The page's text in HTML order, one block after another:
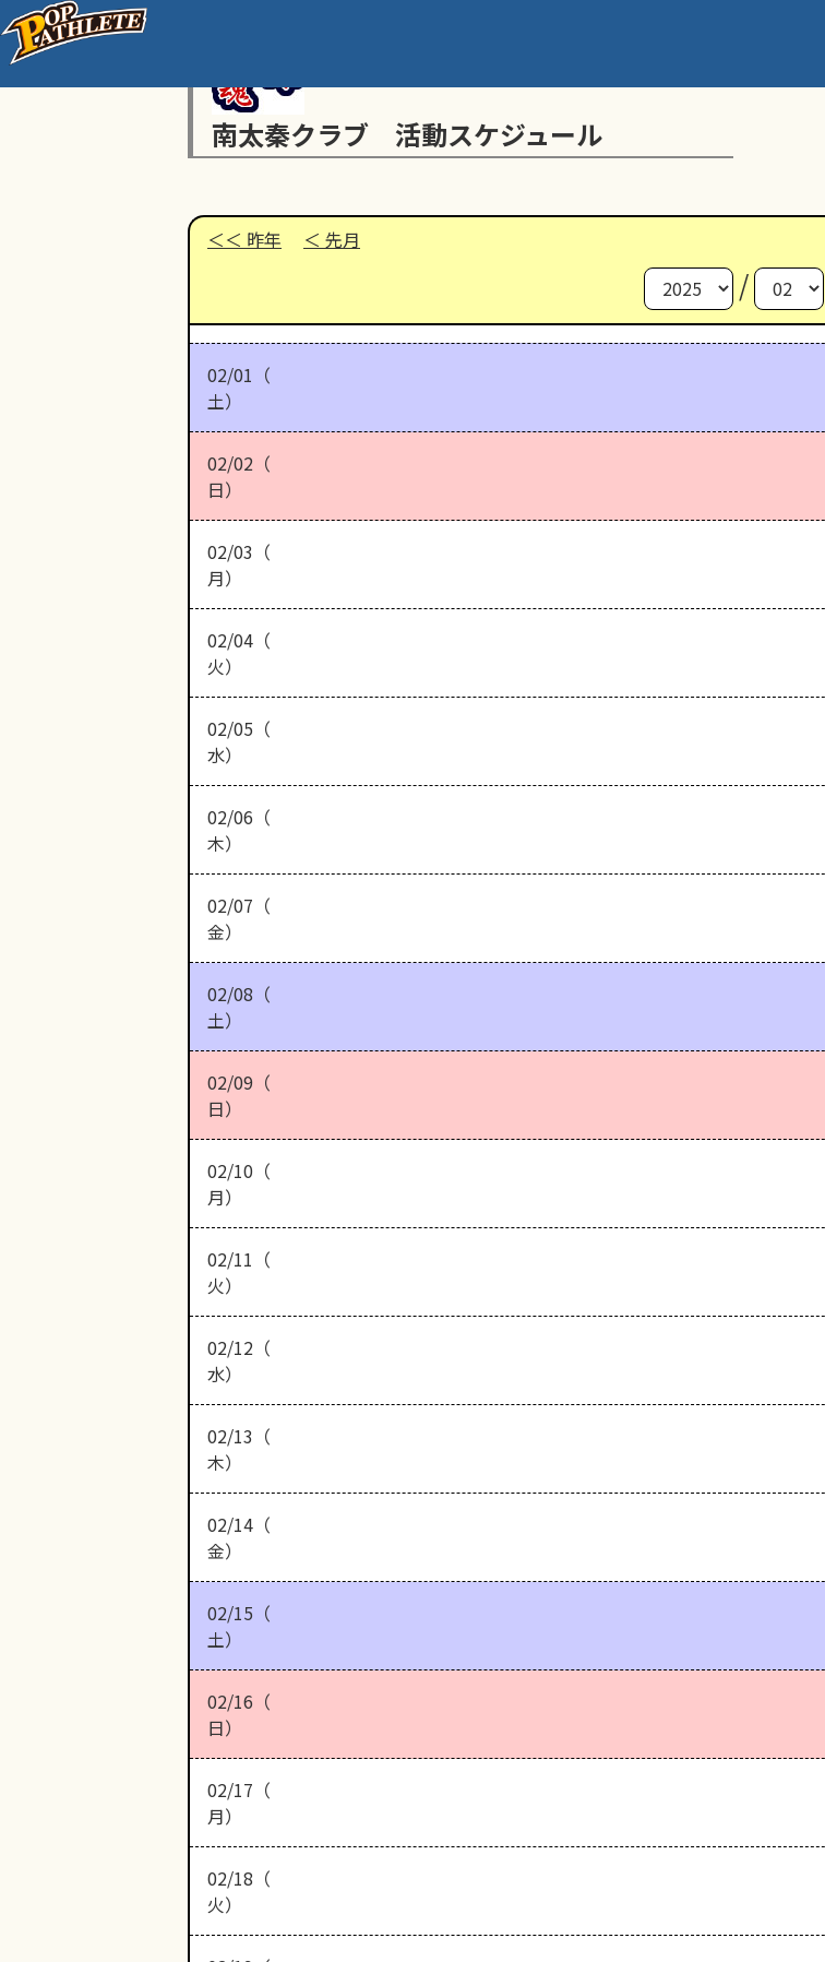
南太秦クラブ 活動スケジュール
昨年 先月
/
02/01（
土）
02/02（
日）
02/03（
月）
02/04（
火）
02/05（
水）
02/06（
木）
02/07（
金）
02/08（
土）
02/09（
日）
02/10（
月）
02/11（
火）
02/12（
水）
02/13（
木）
02/14（
金）
02/15（
土）
02/16（
日）
02/17（
月）
02/18（
火）